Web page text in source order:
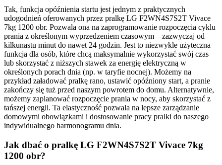
Tak, funkcja opóźnienia startu jest jednym z praktycznych
udogodnień oferowanych przez pralkę LG F2WN4S7S2T Vivace
7kg 1200 obr. Pozwala ona na zaprogramowanie rozpoczęcia cyklu
prania z określonym wyprzedzeniem czasowym – zazwyczaj od
kilkunastu minut do nawet 24 godzin. Jest to niezwykle użyteczna
funkcja dla osób, które chcą maksymalnie wykorzystać swój czas
lub skorzystać z niższych stawek za energię elektryczną w
określonych porach dnia (np. w taryfie nocnej). Możemy na
przykład załadować pralkę rano, ustawić opóźniony start, a pranie
zakończy się tuż przed naszym powrotem do domu. Alternatywnie,
możemy zaplanować rozpoczęcie prania w nocy, aby skorzystać z
tańszej energii. Ta elastyczność pozwala na lepsze zarządzanie
domowymi obowiązkami i dostosowanie pracy pralki do naszego
indywidualnego harmonogramu dnia.
Jak dbać o pralkę LG F2WN4S7S2T Vivace 7kg
1200 obr?